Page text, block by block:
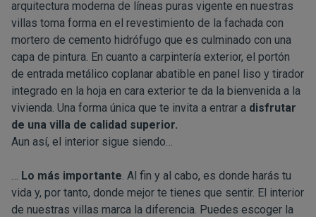
arquitectura moderna de líneas puras vigente en nuestras
villas toma forma en el revestimiento de la fachada con
mortero de cemento hidrófugo que es culminado con una
capa de pintura. En cuanto a carpintería exterior, el portón
de entrada metálico coplanar abatible en panel liso y tirador
integrado en la hoja en cara exterior te da la bienvenida a la
vivienda. Una forma única que te invita a entrar a disfrutar
de una villa de calidad superior.
Aun así, el interior sigue siendo…
… Lo más importante. Al fin y al cabo, es donde harás tu
vida y, por tanto, donde mejor te tienes que sentir. El interior
de nuestras villas marca la diferencia. Puedes escoger la